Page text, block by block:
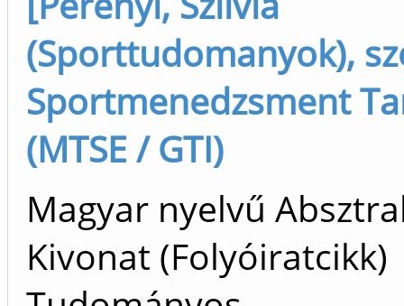
(Sporttudomanyok),
Sportmenedzsment
(MTSE / GTI)
Magyar nyelvű
Kivonat (Folyóiratcikk)